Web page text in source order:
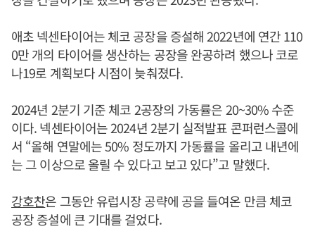
애초 넥센타이어는 체코 공장을 증설해 2022년에 연간 110
0만 개의 타이어를 생산하는 공장을 완공하려 했으나 코로
나19로 계획보다 시점이 늦춰졌다.
2024년 2분기 기준 체코 2공장의 가동률은 20~30% 수준
이다. 넥센타이어는 2024년 2분기 실적발표 콘퍼런스콜에
서 “올해 연말에는 50% 정도까지 가동률을 올리고 내년에
는 그 이상으로 올릴 수 있다고 보고 있다”고 말했다.
강호찬은 그동안 유럽시장 공략에 공을 들여온 만큼 체코
공장 증설에 큰 기대를 걸었다.